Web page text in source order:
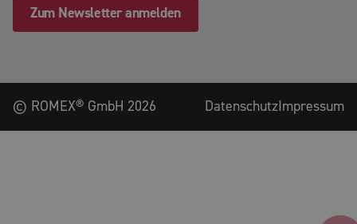
Zum Newsletter anmelden
© ROMEX® GmbH 2026 DatenschutzImpressum